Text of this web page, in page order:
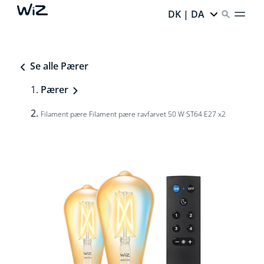
DK | DA
Se alle Pærer
Pærer
Filament pære Filament pære ravfarvet 50 W ST64 E27 x2